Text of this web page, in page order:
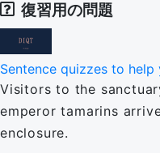
復習用の問題
Sentence quizzes to
Visitors to the
emperor tamarins
enclosure.